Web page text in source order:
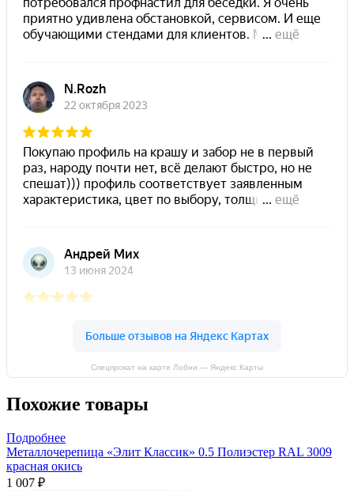
Спецпрокат на карте Лобни — Яндекс Карты
Похожие товары
Подробнее
Металлочерепица «Элит Классик» 0.5 Полиэстер RAL 3009
красная окись
1 007 ₽